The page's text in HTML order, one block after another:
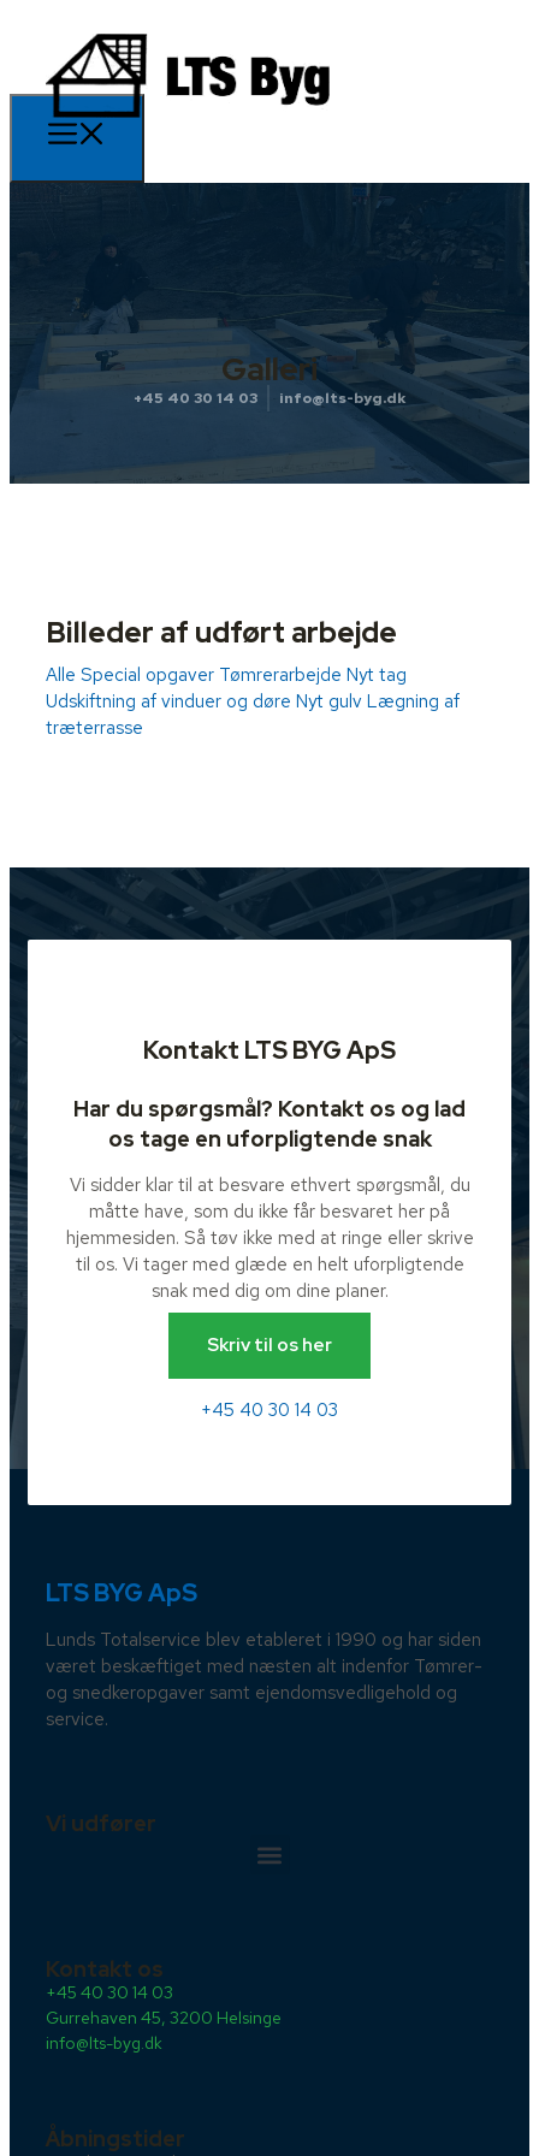
Galleri
+45 40 30 14 03 info@lts-byg.dk
Billeder af udført arbejde
Alle Special opgaver Tømrerarbejde Nyt tag
Udskiftning af vinduer og døre Nyt gulv Lægning af
træterrasse
Kontakt LTS BYG ApS
Har du spørgsmål? Kontakt os og lad
os tage en uforpligtende snak
Vi sidder klar til at besvare ethvert spørgsmål, du
måtte have, som du ikke får besvaret her på
hjemmesiden. Så tøv ikke med at ringe eller skrive
til os. Vi tager med glæde en helt uforpligtende
snak med dig om dine planer.
Skriv til os her
+45 40 30 14 03
LTS BYG ApS
Lunds Totalservice blev etableret i 1990 og har siden
været beskæftiget med næsten alt indenfor Tømrer-
og snedkeropgaver samt ejendomsvedligehold og
service.
Vi udfører
Kontakt os
+45 40 30 14 03
Gurrehaven 45, 3200 Helsinge
info@lts-byg.dk
Åbningstider